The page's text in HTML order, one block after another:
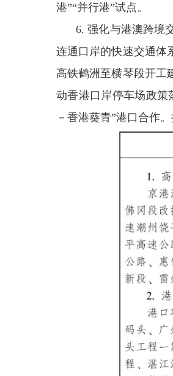
港”“并行港”试点。
6. 强化与港澳跨境
连通口岸的快速交通体
高铁鹤洲至横琴段开工
动香港口岸停车场政策
－香港葵青”港口合作